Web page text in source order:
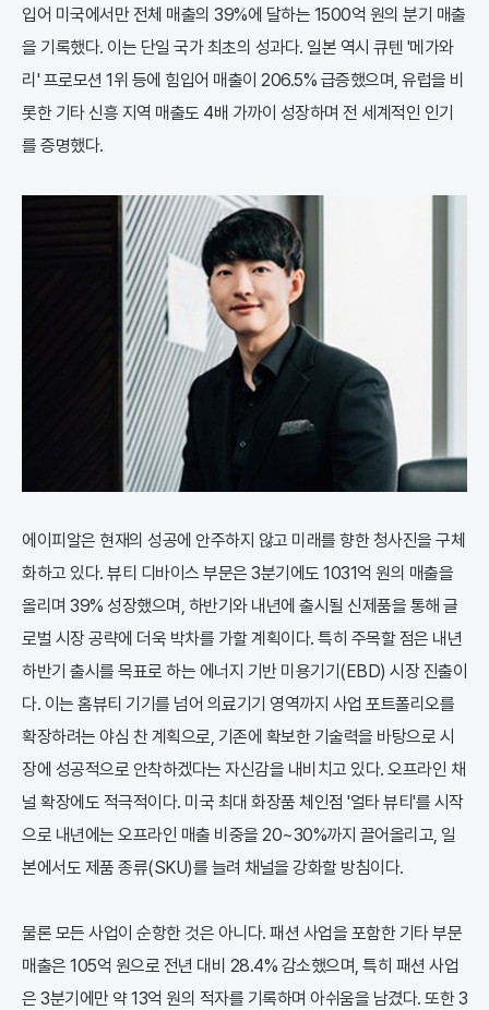
입어 미국에서만 전체 매출의 39%에 달하는 1500억 원의 분기 매출
을 기록했다. 이는 단일 국가 최초의 성과다. 일본 역시 큐텐 '메가와
리' 프로모션 1위 등에 힘입어 매출이 206.5% 급증했으며, 유럽을 비
롯한 기타 신흥 지역 매출도 4배 가까이 성장하며 전 세계적인 인기
를 증명했다.
에이피알은 현재의 성공에 안주하지 않고 미래를 향한 청사진을 구체
화하고 있다. 뷰티 디바이스 부문은 3분기에도 1031억 원의 매출을
올리며 39% 성장했으며, 하반기와 내년에 출시될 신제품을 통해 글
로벌 시장 공략에 더욱 박차를 가할 계획이다. 특히 주목할 점은 내년
하반기 출시를 목표로 하는 에너지 기반 미용기기(EBD) 시장 진출이
다. 이는 홈뷰티 기기를 넘어 의료기기 영역까지 사업 포트폴리오를
확장하려는 야심 찬 계획으로, 기존에 확보한 기술력을 바탕으로 시
장에 성공적으로 안착하겠다는 자신감을 내비치고 있다. 오프라인 채
널 확장에도 적극적이다. 미국 최대 화장품 체인점 '얼타 뷰티'를 시작
으로 내년에는 오프라인 매출 비중을 20~30%까지 끌어올리고, 일
본에서도 제품 종류(SKU)를 늘려 채널을 강화할 방침이다.
물론 모든 사업이 순항한 것은 아니다. 패션 사업을 포함한 기타 부문
매출은 105억 원으로 전년 대비 28.4% 감소했으며, 특히 패션 사업
은 3분기에만 약 13억 원의 적자를 기록하며 아쉬움을 남겼다. 또한 3